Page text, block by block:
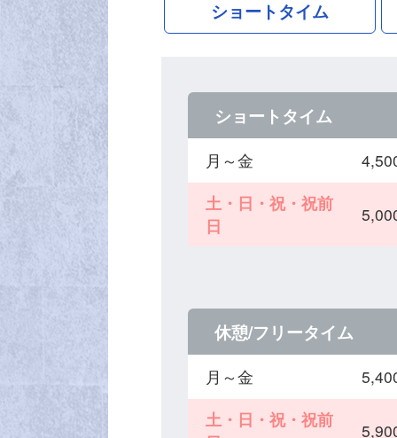
ショートタイム
ショートタイム
月～金
土・日・祝・祝前
日
休憩/フリータイム
月～金
土・日・祝・祝前